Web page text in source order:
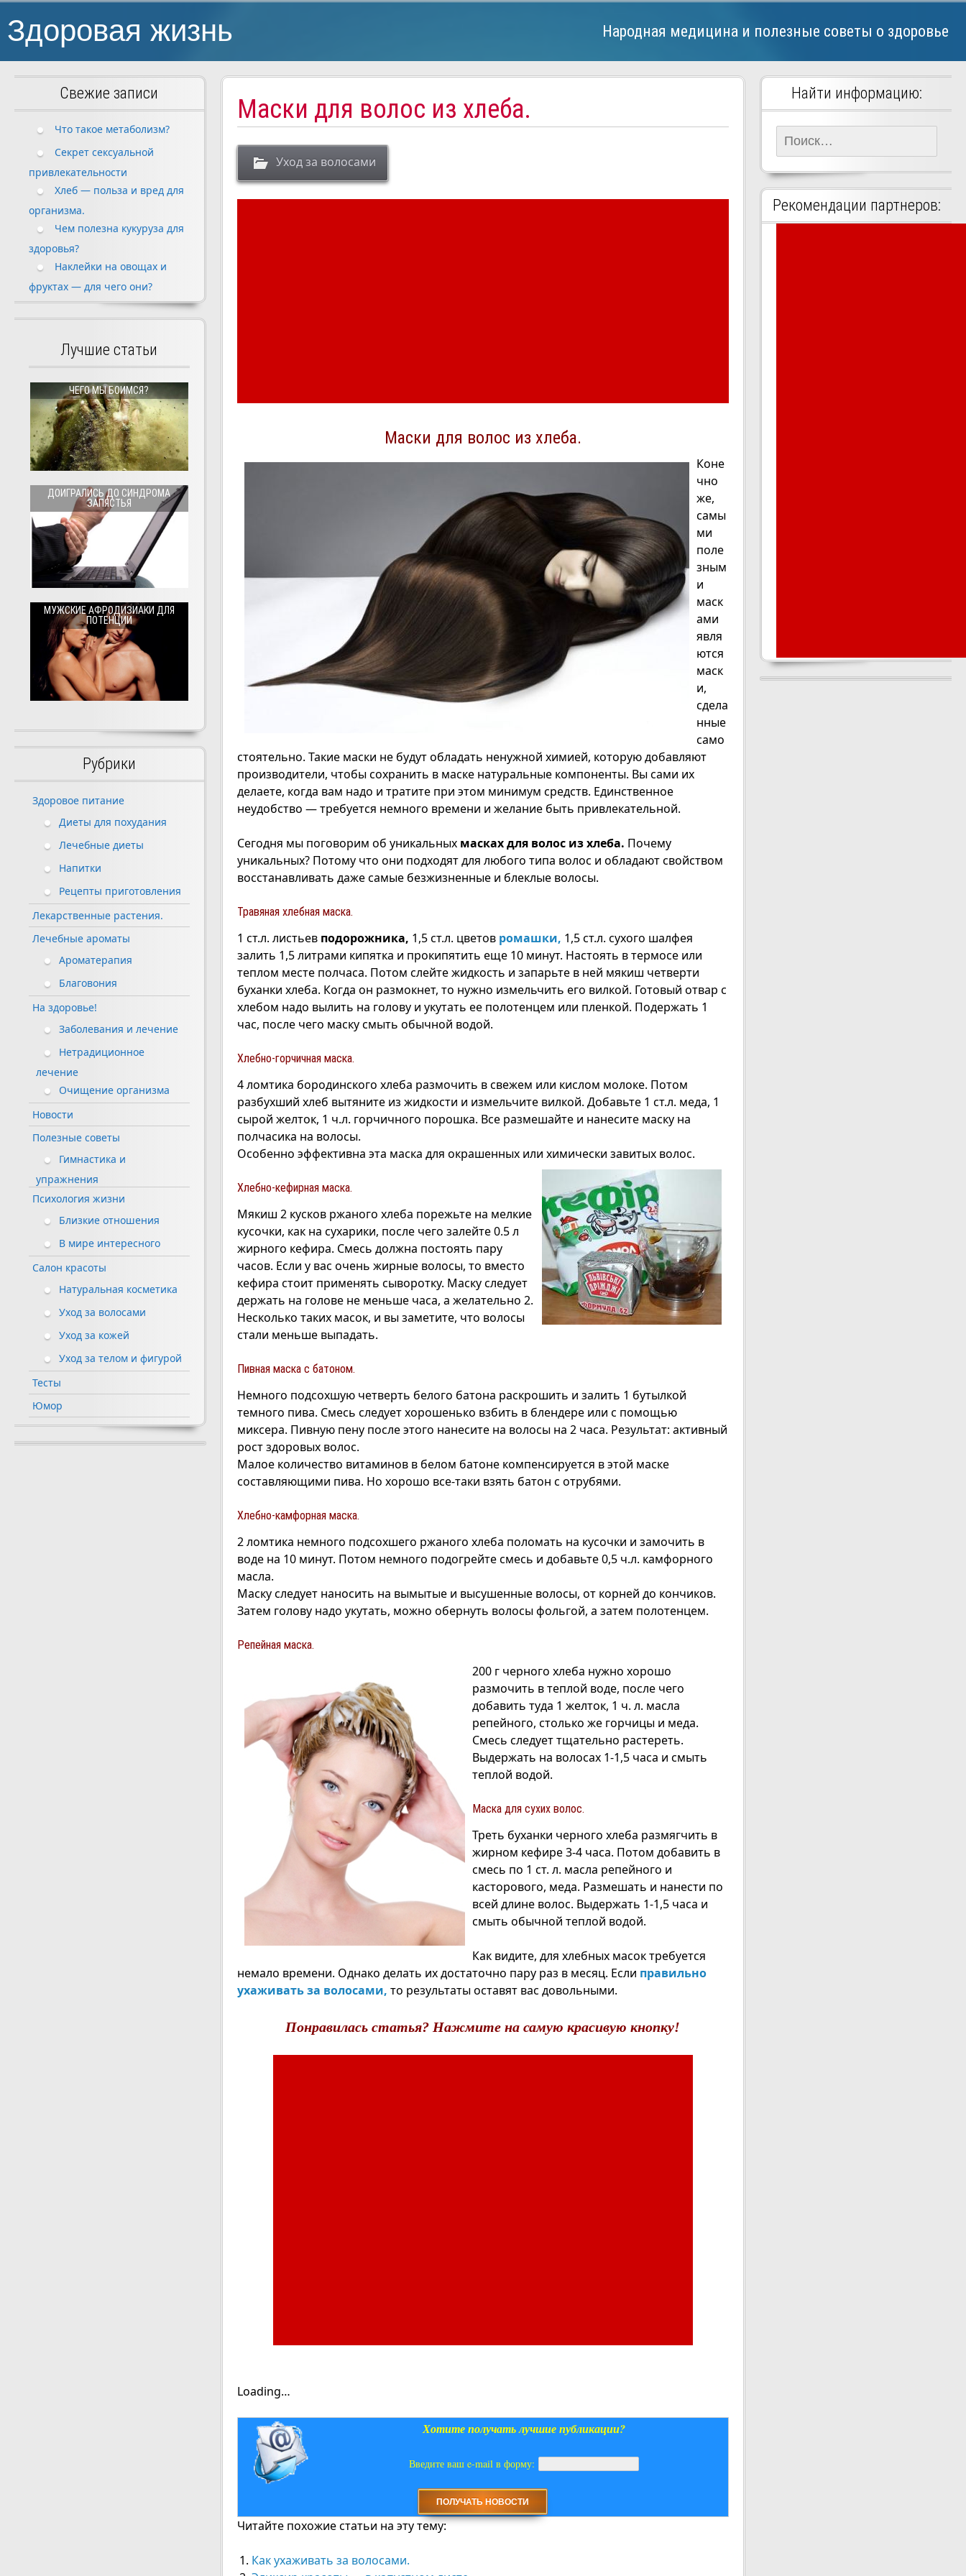
Здоровая жизнь Народная медицина и полезные советы о здоровье
Маски для волос из хлеба.
Уход за волосами
Маски для волос из хлеба.
Коне
чно
же,
самы
ми
поле
зным
и
маск
ами
явля
ются
маск
и,
сдела
нные
само
стоятельно. Такие маски не будут обладать ненужной химией, которую добавляют
производители, чтобы сохранить в маске натуральные компоненты. Вы сами их
делаете, когда вам надо и тратите при этом минимум средств. Единственное
неудобство — требуется немного времени и желание быть привлекательной.
Сегодня мы поговорим об уникальных масках для волос из хлеба. Почему
уникальных? Потому что они подходят для любого типа волос и обладают свойством
восстанавливать даже самые безжизненные и блеклые волосы.
Травяная хлебная маска.
1 ст.л. листьев подорожника, 1,5 ст.л. цветов ромашки, 1,5 ст.л. сухого шалфея
залить 1,5 литрами кипятка и прокипятить еще 10 минут. Настоять в термосе или
теплом месте полчаса. Потом слейте жидкость и запарьте в ней мякиш четверти
буханки хлеба. Когда он размокнет, то нужно измельчить его вилкой. Готовый отвар с
хлебом надо вылить на голову и укутать ее полотенцем или пленкой. Подержать 1
час, после чего маску смыть обычной водой.
Хлебно-горчичная маска.
4 ломтика бородинского хлеба размочить в свежем или кислом молоке. Потом
разбухший хлеб вытяните из жидкости и измельчите вилкой. Добавьте 1 ст.л. меда, 1
сырой желток, 1 ч.л. горчичного порошка. Все размешайте и нанесите маску на
полчасика на волосы.
Особенно эффективна эта маска для окрашенных или химически завитых волос.
Хлебно-кефирная маска.
Мякиш 2 кусков ржаного хлеба порежьте на мелкие
кусочки, как на сухарики, после чего залейте 0.5 л
жирного кефира. Смесь должна постоять пару
часов. Если у вас очень жирные волосы, то вместо
кефира стоит применять сыворотку. Маску следует
держать на голове не меньше часа, а желательно 2.
Несколько таких масок, и вы заметите, что волосы
стали меньше выпадать.
Пивная маска с батоном.
Немного подсохшую четверть белого батона раскрошить и залить 1 бутылкой
темного пива. Смесь следует хорошенько взбить в блендере или с помощью
миксера. Пивную пену после этого нанесите на волосы на 2 часа. Результат: активный
рост здоровых волос.
Малое количество витаминов в белом батоне компенсируется в этой маске
составляющими пива. Но хорошо все-таки взять батон с отрубями.
Хлебно-камфорная маска.
2 ломтика немного подсохшего ржаного хлеба поломать на кусочки и замочить в
воде на 10 минут. Потом немного подогрейте смесь и добавьте 0,5 ч.л. камфорного
масла.
Маску следует наносить на вымытые и высушенные волосы, от корней до кончиков.
Затем голову надо укутать, можно обернуть волосы фольгой, а затем полотенцем.
Репейная маска.
200 г черного хлеба нужно хорошо
размочить в теплой воде, после чего
добавить туда 1 желток, 1 ч. л. масла
репейного, столько же горчицы и меда.
Смесь следует тщательно растереть.
Выдержать на волосах 1-1,5 часа и смыть
теплой водой.
Маска для сухих волос.
Треть буханки черного хлеба размягчить в
жирном кефире 3-4 часа. Потом добавить в
смесь по 1 ст. л. масла репейного и
касторового, меда. Размешать и нанести по
всей длине волос. Выдержать 1-1,5 часа и
смыть обычной теплой водой.
Как видите, для хлебных масок требуется
немало времени. Однако делать их достаточно пару раз в месяц. Если правильно
ухаживать за волосами, то результаты оставят вас довольными.
Понравилась статья? Нажмите на самую красивую кнопку!
Loading…
Хотите получать лучшие публикации?
Введите ваш e-mail в форму:
Читайте похожие статьи на эту тему:
Как ухаживать за волосами.
Свежие записи
Что такое метаболизм?
Секрет сексуальной
привлекательности
Хлеб — польза и вред для
организма.
Чем полезна кукуруза для
здоровья?
Наклейки на овощах и
фруктах — для чего они?
Лучшие статьи
ЧЕГО МЫ БОИМСЯ?
ДОИГРАЛИСЬ ДО СИНДРОМА
ЗАПЯСТЬЯ
МУЖСКИЕ АФРОДИЗИАКИ ДЛЯ
ПОТЕНЦИИ
Рубрики
Здоровое питание
Диеты для похудания
Лечебные диеты
Напитки
Рецепты приготовления
Лекарственные растения.
Лечебные ароматы
Ароматерапия
Благовония
На здоровье!
Заболевания и лечение
Нетрадиционное
лечение
Очищение организма
Новости
Полезные советы
Гимнастика и
упражнения
Психология жизни
Близкие отношения
В мире интересного
Салон красоты
Натуральная косметика
Уход за волосами
Уход за кожей
Уход за телом и фигурой
Тесты
Юмор
Найти информацию:
Рекомендации партнеров: